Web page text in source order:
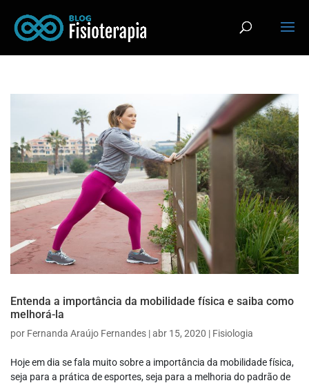
Entenda a importância da mobilidade física e saiba como
melhorá-la
por Fernanda Araújo Fernandes |abr 15, 2020 | Fisiologia
Hoje em dia se fala muito sobre a importância da mobilidade física,
seja para a prática de esportes, seja para a melhoria do padrão de